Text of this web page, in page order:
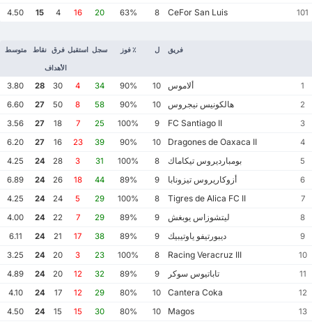
101
8
63%
20
16
4
15
4.50
فريق ل ٪ فوز سجل استقبل فرق
الأهداف
نقاط متوسط
1 ألاموس 10
90%
34
4
30
28
3.80
2
هالكونيس نيجروس 10
90%
58
8
50
27
6.60
3
9
100%
25
7
18
27
3.56
4
10
90%
39
23
16
27
6.20
5
بومبارديروس تيكاماك 8
100%
31
3
28
24
4.25
6
أزوكاريروس تيزونابا 9
89%
44
18
26
24
6.89
7
8
100%
29
5
24
24
4.25
8
ليتشوزاس يوبغش 9
89%
29
7
22
24
4.00
9
ديبورتيفو ياوتيبيك 9
89%
38
17
21
24
6.11
10
8
100%
23
3
20
24
3.25
11
تاباتيوس سوكر 9
89%
32
12
20
24
4.89
12
10
80%
29
12
17
24
4.10
13
10
80%
30
15
15
24
4.50